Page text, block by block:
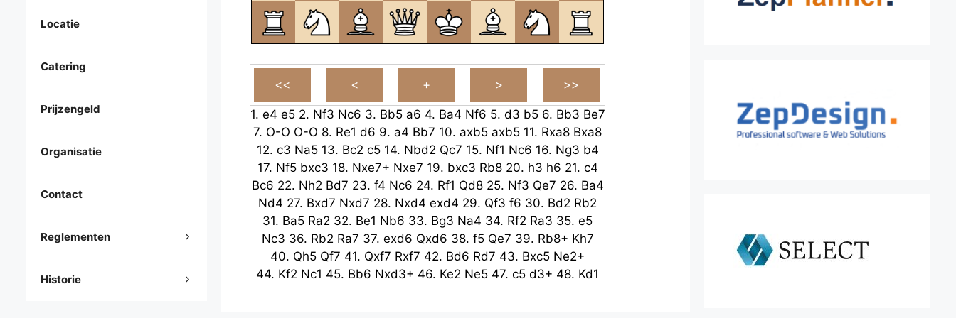
1. e4 e5 2. Nf3 Nc6 3. Bb5 a6 4. Ba4 Nf6 5. d3 b5 6. Bb3 Be7
7. O-O O-O 8. Re1 d6 9. a4 Bb7 10. axb5 axb5 11. Rxa8 Bxa8
12. c3 Na5 13. Bc2 c5 14. Nbd2 Qc7 15. Nf1 Nc6 16. Ng3 b4
17. Nf5 bxc3 18. Nxe7+ Nxe7 19. bxc3 Rb8 20. h3 h6 21. c4
Bc6 22. Nh2 Bd7 23. f4 Nc6 24. Rf1 Qd8 25. Nf3 Qe7 26. Ba4
Nd4 27. Bxd7 Nxd7 28. Nxd4 exd4 29. Qf3 f6 30. Bd2 Rb2
31. Ba5 Ra2 32. Be1 Nb6 33. Bg3 Na4 34. Rf2 Ra3 35. e5
Nc3 36. Rb2 Ra7 37. exd6 Qxd6 38. f5 Qe7 39. Rb8+ Kh7
40. Qh5 Qf7 41. Qxf7 Rxf7 42. Bd6 Rd7 43. Bxc5 Ne2+
44. Kf2 Nc1 45. Bb6 Nxd3+ 46. Ke2 Ne5 47. c5 d3+ 48. Kd1
Locatie
Catering
Prijzengeld
Organisatie
Contact
Reglementen
Historie